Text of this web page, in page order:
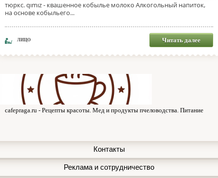
тюркс. qımız - квашенное кобылье молоко Алкогольный напиток,
на основе кобыльего...
ЛИЦО Читать далее
cafepraga.ru - Рецепты красоты. Мед и продукты пчеловодства. Питание
Контакты
Реклама и сотрудничество